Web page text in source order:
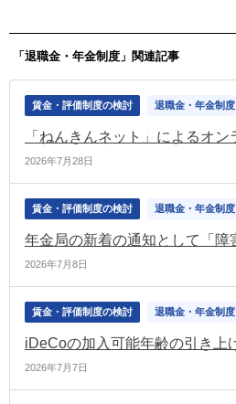
「退職金・年金制度」関連記事
賃金・評価制度の検討 退職金・年金制度
2026年7月28日
賃金・評価制度の検討 退職金・年金制度
2026年7月8日
賃金・評価制度の検討 退職金・年金制度
2026年7月7日